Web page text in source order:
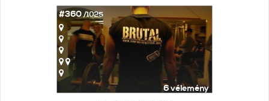
6 vélemény
#360/1025